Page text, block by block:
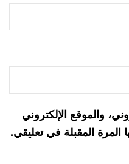
والموقع الإلكتروني
المقبلة في تعليقي.